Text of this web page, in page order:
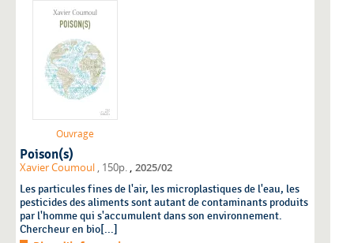
Ouvrage
Poison(s)
Xavier Coumoul , 150p. 2025/02
Les particules fines de l'air, les microplastiques de l'eau, les
pesticides des aliments sont autant de contaminants produits
par l'homme qui s'accumulent dans son environnement.
Chercheur en bio[...]